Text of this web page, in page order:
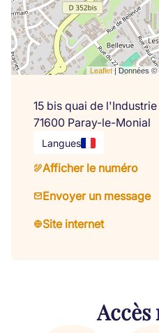
Leaflet| Données ©
15 bis quai de l'Industrie
71600 Paray-le-Monial
Langues
Afficher le numéro
Envoyer un message
Site internet